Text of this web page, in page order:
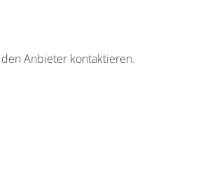
Anbieter kontaktieren.